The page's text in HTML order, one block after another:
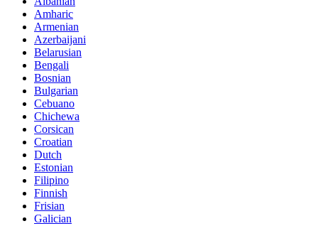
Amharic
Armenian
Azerbaijani
Belarusian
Bengali
Bosnian
Bulgarian
Cebuano
Chichewa
Corsican
Croatian
Dutch
Estonian
Filipino
Finnish
Frisian
Galician